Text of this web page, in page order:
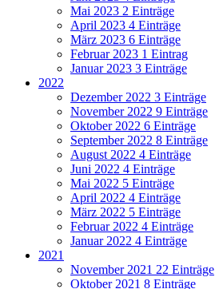
Mai 2023 2 Einträge
April 2023 4 Einträge
März 2023 6 Einträge
Februar 2023 1 Eintrag
Januar 2023 3 Einträge
2022
Dezember 2022 3 Einträge
November 2022 9 Einträge
Oktober 2022 6 Einträge
September 2022 8 Einträge
August 2022 4 Einträge
Juni 2022 4 Einträge
Mai 2022 5 Einträge
April 2022 4 Einträge
März 2022 5 Einträge
Februar 2022 4 Einträge
Januar 2022 4 Einträge
2021
November 2021 22 Einträge
Oktober 2021 8 Einträge